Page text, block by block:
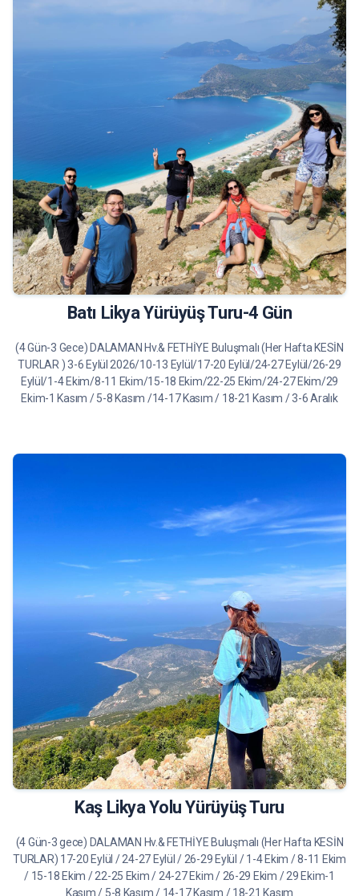
19.950 TL Tur Bilgileri
Batı Likya Yürüyüş Turu-4 Gün
(4 Gün-3 Gece) DALAMAN Hv.& FETHİYE Buluşmalı (Her Hafta KESİN
TURLAR ) 3-6 Eylül 2026/10-13 Eylül/17-20 Eylül/24-27 Eylül/26-29
Eylül/1-4 Ekim/8-11 Ekim/15-18 Ekim/22-25 Ekim/24-27 Ekim/29
Ekim-1 Kasım / 5-8 Kasım /14-17 Kasım / 18-21 Kasım / 3-6 Aralık
19.950 TL Tur Bilgileri
Kaş Likya Yolu Yürüyüş Turu
(4 Gün-3 gece) DALAMAN Hv.& FETHİYE Buluşmalı (Her Hafta KESİN
TURLAR) 17-20 Eylül / 24-27 Eylül / 26-29 Eylül / 1-4 Ekim / 8-11 Ekim
/ 15-18 Ekim / 22-25 Ekim / 24-27 Ekim / 26-29 Ekim / 29 Ekim-1
Kasım / 5-8 Kasım / 14-17 Kasım / 18-21 Kasım